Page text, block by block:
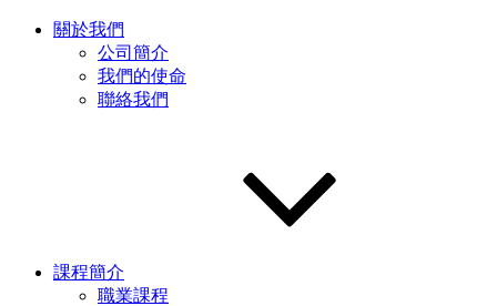
關於我們
公司簡介
我們的使命
聯絡我們
課程簡介
職業課程